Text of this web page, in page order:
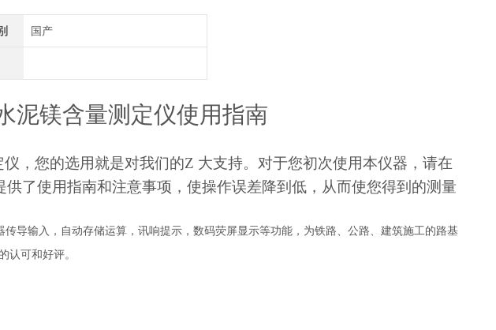
国产
泥镁含量测定仪使用指南
，您的选用就是对我们的Z 大支持。对于您初次使用本仪器，请在
了使用指南和注意事项，使操作误差降到低，从而使您得到的测量
导输入，自动存储运算，讯响提示，数码荧屏显示等功能，为铁路、公路、建筑施工的路基
的认可和好评。